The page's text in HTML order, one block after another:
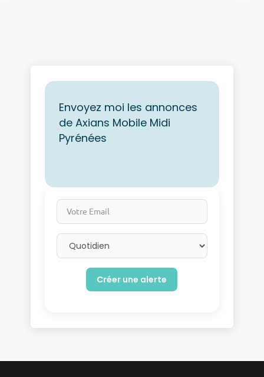
Envoyez moi les annonces
de Axians Mobile Midi
Pyrénées
Votre Email
Email frequency